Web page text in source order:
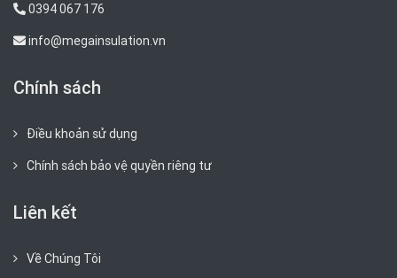
0394 067 176
info@megainsulation.vn
Chính sách
Điều khoản sử dụng
Chính sách bảo vệ quyền riêng tư
Liên kết
Về Chúng Tôi